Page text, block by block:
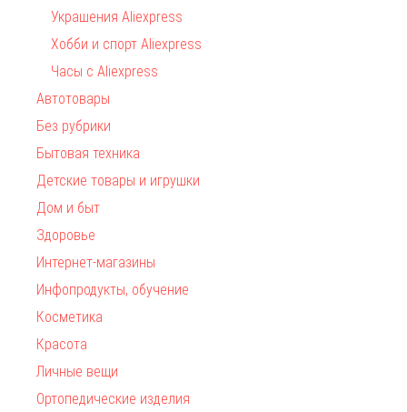
Украшения Aliexpress
Хобби и спорт Aliexpress
Часы с Aliexpress
Автотовары
Без рубрики
Бытовая техника
Детские товары и игрушки
Дом и быт
Здоровье
Интернет-магазины
Инфопродукты, обучение
Косметика
Красота
Личные вещи
Ортопедические изделия